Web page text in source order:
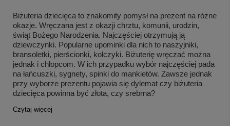
Biżuteria dziecięca to znakomity pomysł na prezent na różne
okazje. Wręczana jest z okazji chrztu, komunii, urodzin,
świąt Bożego Narodzenia. Najczęściej otrzymują ją
dziewczynki. Popularne upominki dla nich to naszyjniki,
bransoletki, pierścionki, kolczyki. Biżuterię wręczać można
jednak i chłopcom. W ich przypadku wybór najczęściej pada
na łańcuszki, sygnety, spinki do mankietów. Zawsze jednak
przy wyborze prezentu pojawia się dylemat czy biżuteria
dziecięca powinna być złota, czy srebrna?
Czytaj więcej